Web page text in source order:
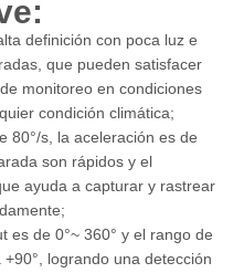
definición con poca luz e
que pueden satisfacer
monitoreo en condiciones
condición climática;
80°/s, la aceleración es de
son rápidos y el
ayuda a capturar y rastrear
es de 0°~ 360° y el rango de
logrando una detección